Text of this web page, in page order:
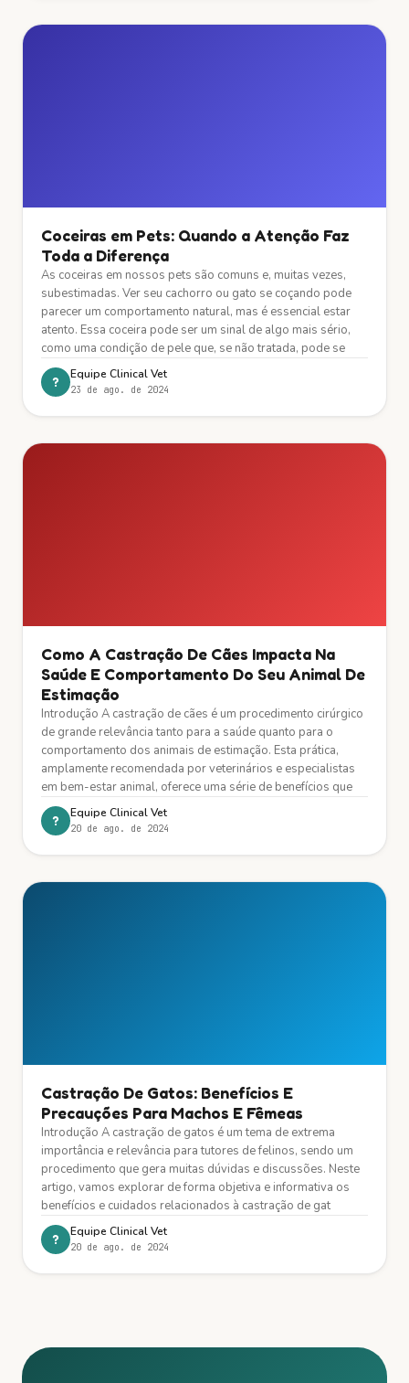
Coceiras em Pets: Quando a Atenção Faz
Toda a Diferença
As coceiras em nossos pets são comuns e, muitas vezes,
subestimadas. Ver seu cachorro ou gato se coçando pode
parecer um comportamento natural, mas é essencial estar
atento. Essa coceira pode ser um sinal de algo mais sério,
como uma condição de pele que, se não tratada, pode se
? Equipe Clinical Vet
23 de ago. de 2024
Como A Castração De Cães Impacta Na
Saúde E Comportamento Do Seu Animal De
Estimação
Introdução A castração de cães é um procedimento cirúrgico
de grande relevância tanto para a saúde quanto para o
comportamento dos animais de estimação. Esta prática,
amplamente recomendada por veterinários e especialistas
em bem-estar animal, oferece uma série de benefícios que
? Equipe Clinical Vet
20 de ago. de 2024
Castração De Gatos: Benefícios E
Precauções Para Machos E Fêmeas
Introdução A castração de gatos é um tema de extrema
importância e relevância para tutores de felinos, sendo um
procedimento que gera muitas dúvidas e discussões. Neste
artigo, vamos explorar de forma objetiva e informativa os
benefícios e cuidados relacionados à castração de gat
? Equipe Clinical Vet
20 de ago. de 2024